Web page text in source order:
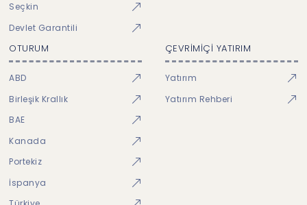
Seçkin
Devlet Garantili
OTURUM
ABD
Birleşik Krallık
BAE
Kanada
Portekiz
İspanya
ÇEVRİMİÇİ YATIRIM
Yatırım
Yatırım Rehberi